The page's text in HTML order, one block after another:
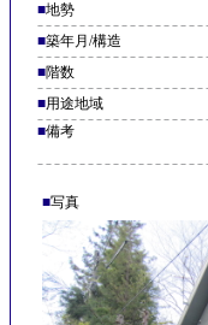
■地勢
■築年月/構造
■階数
■用途地域
■備考
■写真